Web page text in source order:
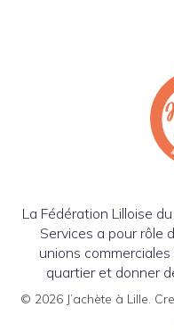
La Fédération Lilloise
Services a pour rôle
unions
quartier et donner
© 2026 J’achète à Lille.